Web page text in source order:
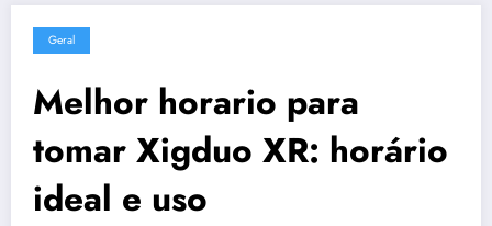
Geral
Melhor horario para
tomar Xigduo XR: horário
ideal e uso